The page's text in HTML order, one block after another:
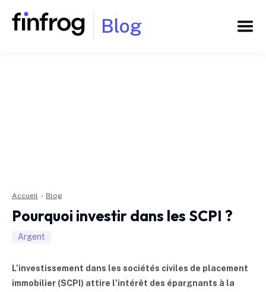
Blog
Accueil › Blog
Pourquoi investir dans les SCPI ?
Argent
L’investissement dans les sociétés civiles de placement
immobilier (SCPI) attire l’intérêt des épargnants à la